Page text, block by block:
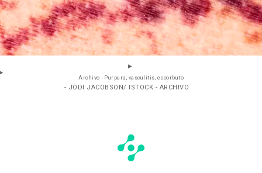
Archivo - Purpura, vasculitis, escorbuto
- JODI JACOBSON/ ISTOCK - ARCHIVO